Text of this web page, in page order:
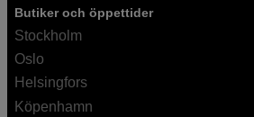
Butiker och öppettider
Stockholm
Oslo
Helsingfors
Köpenhamn